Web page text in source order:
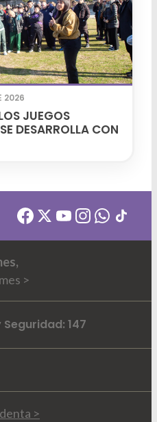
2026
JUEGOS
DESARROLLA CON
>
Seguridad: 147
>